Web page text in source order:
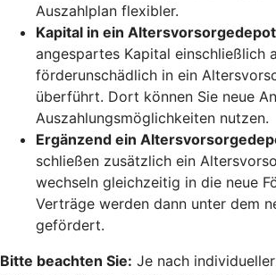
Auszahlplan flexibler.
Kapital in ein
angespartes Kapital einschließlich
förderunschädlich in ein
überführt. Dort können Sie neue
Auszahlungsmöglichkeiten nutzen.
Ergänzend ein
schließen zusätzlich ein
wechseln gleichzeitig in die neue
Verträge werden dann unter dem
gefördert.
Bitte beachten Sie: Je nach